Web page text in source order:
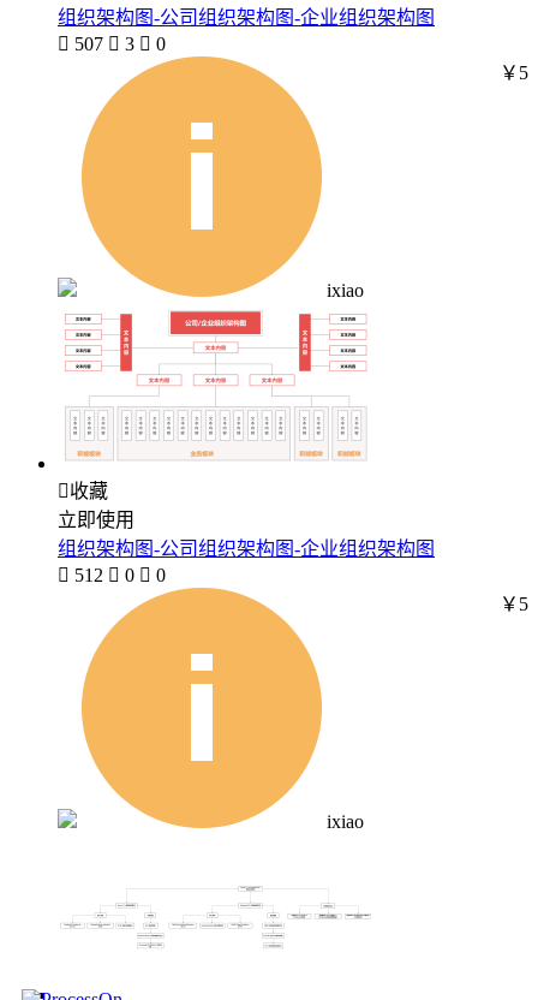
组织架构图-公司组织架构图-企业组织架构图
 507  3  0
ixiao
￥5
收藏
立即使用
组织架构图-公司组织架构图-企业组织架构图
 512  0  0
ixiao
￥5